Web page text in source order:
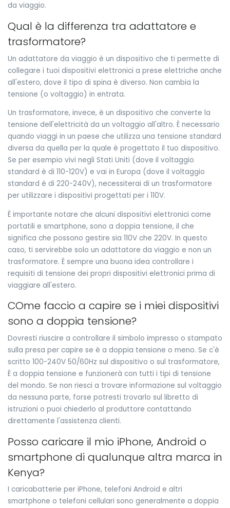
da viaggio.
Qual è la differenza tra adattatore e
trasformatore?
Un adattatore da viaggio è un dispositivo che ti permette di
collegare i tuoi dispositivi elettronici a prese elettriche anche
all'estero, dove il tipo di spina è diverso. Non cambia la
tensione (o voltaggio) in entrata.
Un trasformatore, invece, è un dispositivo che converte la
tensione dell'elettricità da un voltaggio all'altro. È necessario
quando viaggi in un paese che utilizza una tensione standard
diversa da quella per la quale è progettato il tuo dispositivo.
Se per esempio vivi negli Stati Uniti (dove il voltaggio
standard è di 110-120V) e vai in Europa (dove il voltaggio
standard è di 220-240V), necessiterai di un trasformatore
per utilizzare i dispositivi progettati per i 110V.
È importante notare che alcuni dispositivi elettronici come
portatili e smartphone, sono a doppia tensione, il che
significa che possono gestire sia 110V che 220V. In questo
caso, ti servirebbe solo un adattatore da viaggio e non un
trasformatore. È sempre una buona idea controllare i
requisiti di tensione dei propri dispositivi elettronici prima di
viaggiare all'estero.
COme faccio a capire se i miei dispositivi
sono a doppia tensione?
Dovresti riuscire a controllare il simbolo impresso o stampato
sulla presa per capire se è a doppia tensione o meno. Se c'è
scritto 100-240V 50/60Hz sul dispositivo o sul trasformatore,
È a doppia tensione e funzionerà con tutti i tipi di tensione
del mondo. Se non riesci a trovare informazione sul voltaggio
da nessuna parte, forse potresti trovarlo sul libretto di
istruzioni o puoi chiederlo al produttore contattando
direttamente l'assistenza clienti.
Posso caricare il mio iPhone, Android o
smartphone di qualunque altra marca in
Kenya?
I caricabatterie per iPhone, telefoni Android e altri
smartphone o telefoni cellulari sono generalmente a doppia